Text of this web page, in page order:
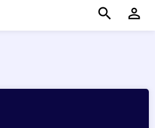
search perm_identity